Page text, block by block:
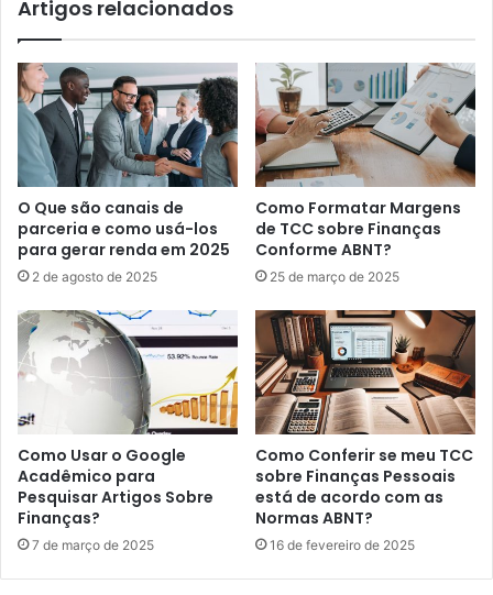
Artigos relacionados
O Que são canais de
parceria e como usá-los
para gerar renda em 2025
2 de agosto de 2025
Como Formatar Margens
de TCC sobre Finanças
Conforme ABNT?
25 de março de 2025
Como Usar o Google
Acadêmico para
Pesquisar Artigos Sobre
Finanças?
7 de março de 2025
Como Conferir se meu TCC
sobre Finanças Pessoais
está de acordo com as
Normas ABNT?
16 de fevereiro de 2025